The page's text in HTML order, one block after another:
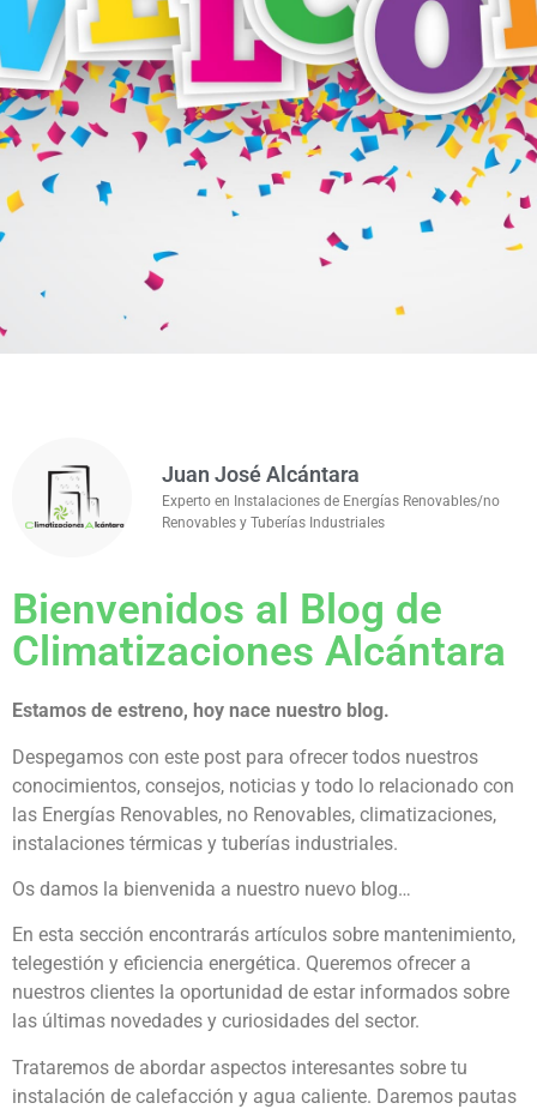
Juan José Alcántara
Experto en Instalaciones de Energías Renovables/no
Renovables y Tuberías Industriales
Bienvenidos al Blog de
Climatizaciones Alcántara
Estamos de estreno, hoy nace nuestro blog.
Despegamos con este post para ofrecer todos nuestros
conocimientos, consejos, noticias y todo lo relacionado con
las Energías Renovables, no Renovables, climatizaciones,
instalaciones térmicas y tuberías industriales.
Os damos la bienvenida a nuestro nuevo blog…
En esta sección encontrarás artículos sobre mantenimiento,
telegestión y eficiencia energética. Queremos ofrecer a
nuestros clientes la oportunidad de estar informados sobre
las últimas novedades y curiosidades del sector.
Trataremos de abordar aspectos interesantes sobre tu
instalación de calefacción y agua caliente. Daremos pautas